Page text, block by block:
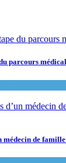
parcours médical
médecin de